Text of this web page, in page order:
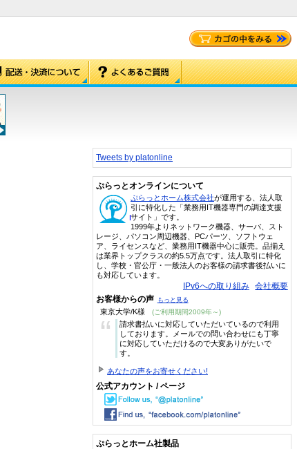
Tweets by platonline
ぷらっとオンラインについて
ぷらっとホーム株式会社が運用する、法人取
引に特化した「業務用IT機器専門の調達支援
サイト」です。
1999年よりネットワーク機器、サーバ、スト
レージ、パソコン周辺機器、PCパーツ、ソフトウェ
ア、ライセンスなど、業務用IT機器中心に販売。品揃え
は業界トップクラスの約5.5万点です。法人取引に特化
し、学校・官公庁・一般法人のお客様の請求書後払いに
も対応しています。
IPv6への取り組み 会社概要
お客様からの声 もっと見る
東京大学/K様 (ご利用期間2009年～)
“
請求書払いに対応していただいているので利用
しております。メールでの問い合わせにも丁寧
に対応していただけるので大変ありがたいで
す。
あなたの声をお寄せください!
公式アカウント / ページ
ぷらっとホーム社製品